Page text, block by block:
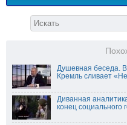
Душевная беседа.
Кремль сливает
Диванная
конец социального